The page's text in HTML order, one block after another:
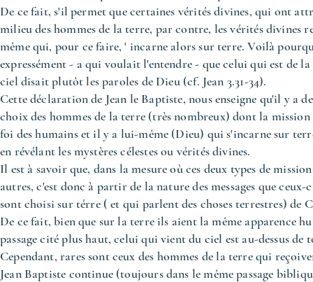
De ce fait, s'il permet que certaines vérités divines, qui ont
milieu des hommes de la terre, par contre, les vérités divines
même qui, pour ce faire, ' incarne alors sur terre. Voilà
expressément - a qui voulait l'entendre - que celui qui est de
ciel disait plutôt les paroles de Dieu (cf. Jean 3.31-34).
Cette déclaration de Jean le Baptiste, nous enseigne qu'il y
choix des hommes de la terre (très nombreux) dont la
foi des humains et il y a lui-même (Dieu) qui s'incarne sur
en révélant les mystères célestes ou vérités divines.
Il est à savoir que, dans la mesure où ces deux types de
autres, c'est donc à partir de la nature des messages que
sont choisi sur térre ( et qui parlent des choses terrestres) de
De ce fait, bien que sur la terre ils aient la même apparence
passage cité plus haut, celui qui vient du ciel est au-dessus de
Cependant, rares sont ceux des hommes de la terre qui
Jean Baptiste continue (toujours dans le même passage